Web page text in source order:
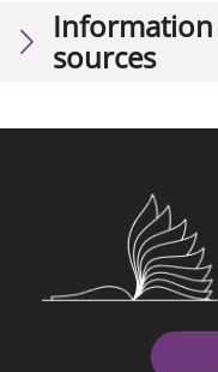
Information
sources